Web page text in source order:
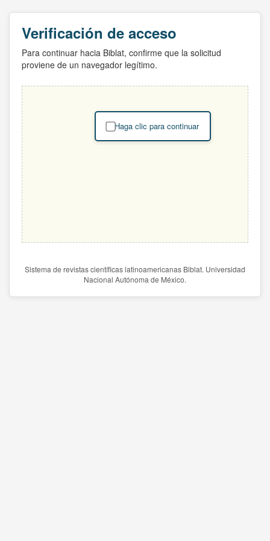
Verificación de acceso
Para continuar hacia Biblat, confirme que la solicitud
proviene de un navegador legítimo.
Haga clic para continuar
Sistema de revistas científicas latinoamericanas Biblat. Universidad
Nacional Autónoma de México.